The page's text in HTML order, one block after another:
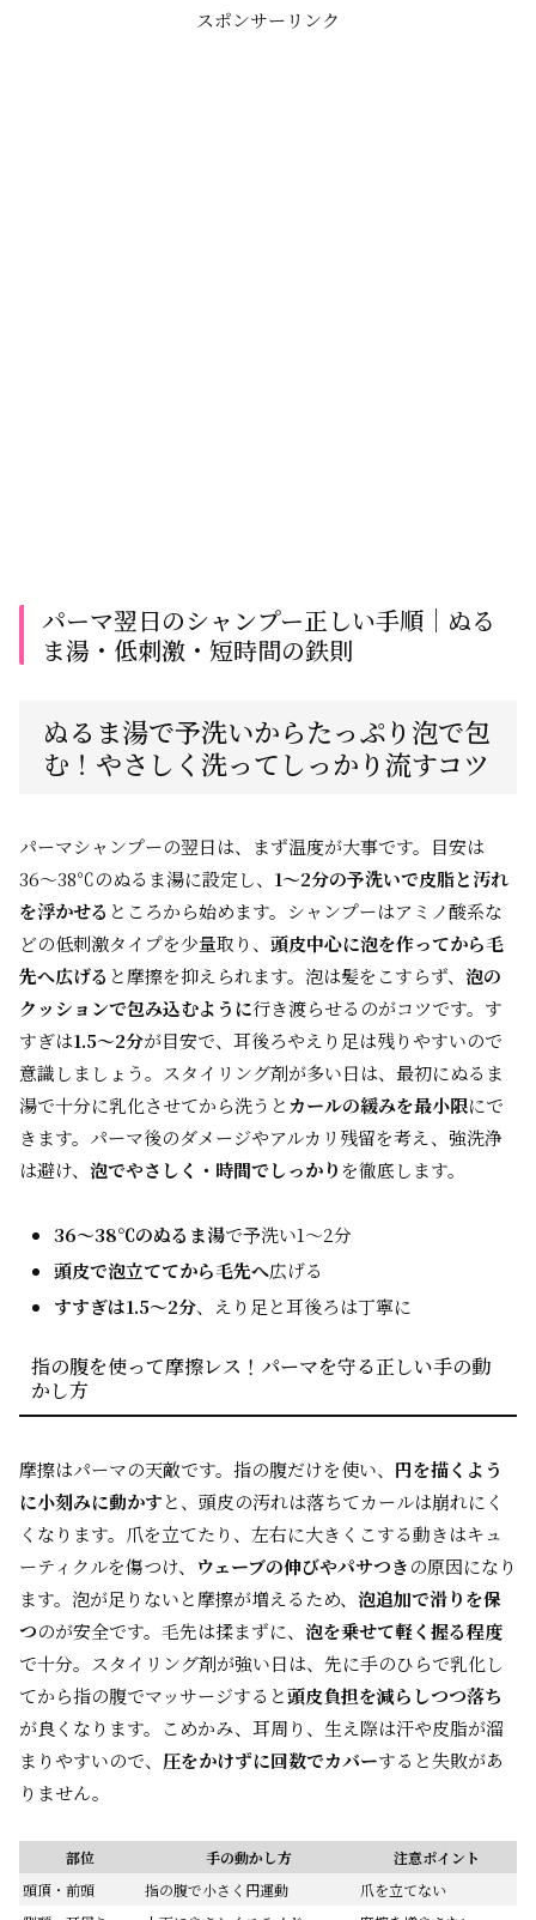
スポンサーリンク
パーマ翌日のシャンプー正しい手順│ぬる
ま湯・低刺激・短時間の鉄則
ぬるま湯で予洗いからたっぷり泡で包
む！やさしく洗ってしっかり流すコツ
パーマシャンプーの翌日は、まず温度が大事です。目安は
36〜38℃のぬるま湯に設定し、 1〜2分の予洗いで皮脂と汚れ
を浮かせる ところから始めます。シャンプーはアミノ酸系な
どの低刺激タイプを少量取り、 頭皮中心に泡を作ってから毛
先へ広げる と摩擦を抑えられます。泡は髪をこすらず、 泡の
クッションで包み込むように行き渡らせるのがコツです。す
すぎは1.5〜2分が目安で、耳後ろやえり足は残りやすいので
意識しましょう。スタイリング剤が多い日は、最初にぬるま
湯で十分に乳化させてから洗うと カールの緩みを最小限にで
きます。パーマ後のダメージやアルカリ残留を考え、強洗浄
は避け、 泡でやさしく・時間でしっかりを徹底します。
36〜38℃のぬるま湯で予洗い1〜2分
頭皮で泡立ててから毛先へ広げる
すすぎは1.5〜2分、えり足と耳後ろは丁寧に
指の腹を使って摩擦レス！パーマを守る正しい手の動
かし方
摩擦はパーマの天敵です。指の腹だけを使い、 円を描くよう
に小刻みに動かすと、頭皮の汚れは落ちてカールは崩れにく
くなります。爪を立てたり、左右に大きくこする動きはキュ
ーティクルを傷つけ、 ウェーブの伸びやパサつきの原因になり
ます。泡が足りないと摩擦が増えるため、 泡追加で滑りを保
つのが安全です。毛先は揉まずに、 泡を乗せて軽く握る程度
で十分。スタイリング剤が強い日は、先に手のひらで乳化し
てから指の腹でマッサージすると頭皮負担を減らしつつ落ち
が良くなります。こめかみ、耳周り、生え際は汗や皮脂が溜
まりやすいので、 圧をかけずに回数でカバーすると失敗があ
りません。
部位 手の動かし方
注意ポイント
頭頂・前頭
指の腹で小さく円運動
爪を立てない